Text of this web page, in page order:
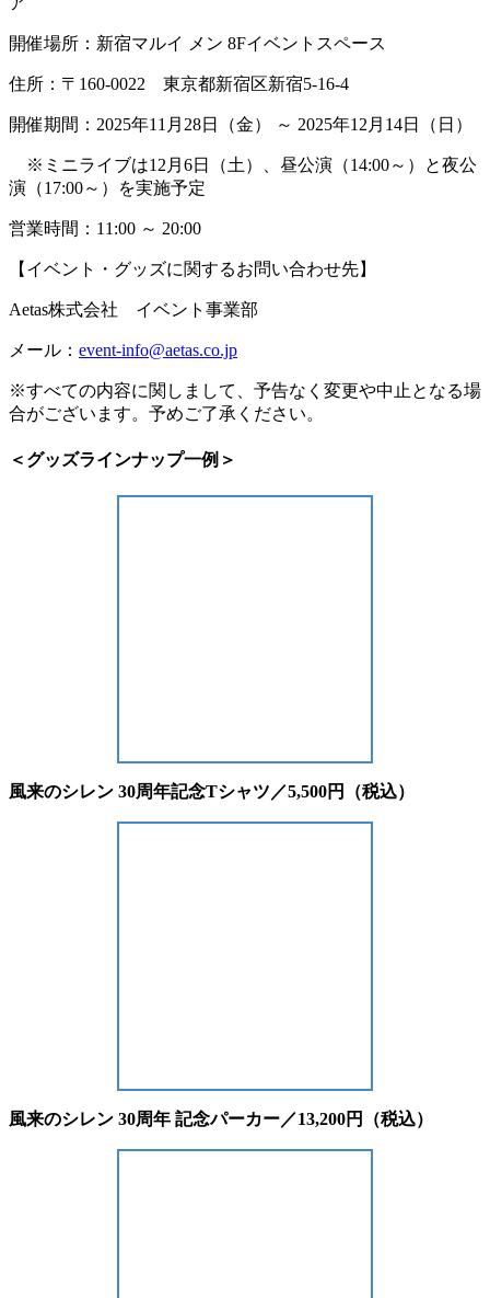
開催場所：新宿マルイ メン 8Fイベントスペース
住所：〒160-0022 東京都新宿区新宿5-16-4
開催期間：2025年11月28日（金） ～ 2025年12月14日（日）
※ミニライブは12月6日（土）、昼公演（14:00～）と夜公
演（17:00～）を実施予定
営業時間：11:00 ～ 20:00
【イベント・グッズに関するお問い合わせ先】
Aetas株式会社 イベント事業部
メール： event-info@aetas.co.jp
※すべての内容に関しまして、予告なく変更や中止となる場
合がございます。予めご了承ください。
＜グッズラインナップ一例＞
風来のシレン 30周年記念Tシャツ／5,500円（税込）
風来のシレン 30周年 記念パーカー／13,200円（税込）